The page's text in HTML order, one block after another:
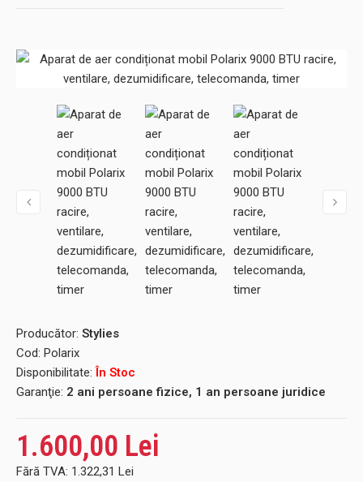
Producător: Stylies
Cod: Polarix
Disponibilitate: În Stoc
Garanţie: 2 ani persoane fizice, 1 an persoane juridice
1.600,00 Lei
Fără TVA: 1.322,31 Lei